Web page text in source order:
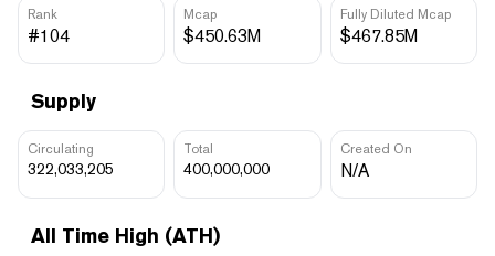
Rank
#104
Mcap
$450.63M
Fully Diluted Mcap
$467.85M
Supply
Circulating
322,033,205
Total
400,000,000
Created On
N/A
All Time High (ATH)